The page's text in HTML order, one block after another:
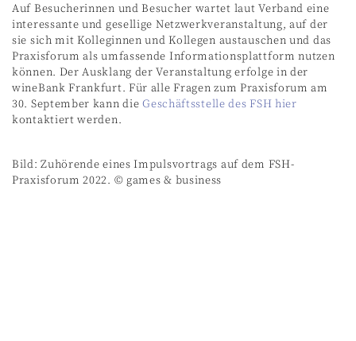
Auf Besucherinnen und Besucher wartet laut Verband eine
interessante und gesellige Netzwerkveranstaltung, auf der
sie sich mit Kolleginnen und Kollegen austauschen und das
Praxisforum als umfassende Informationsplattform nutzen
können. Der Ausklang der Veranstaltung erfolge in der
wineBank Frankfurt. Für alle Fragen zum Praxisforum am
30. September kann dieGeschäftsstelle des FSH hier
kontaktiert werden.
Bild: Zuhörende eines Impulsvortrags auf dem FSH-
Praxisforum 2022. © games & business